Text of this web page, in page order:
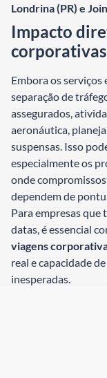
Londrina (PR) e
Impacto
corporativas
Embora os serviços
separação de
assegurados,
aeronáutica,
suspensas. Isso
especialmente os
onde
dependem de
Para empresas que
datas, é essencial
viagens
real e capacidade
inesperadas.